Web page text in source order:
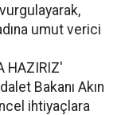
umut verici
HAZIRIZ'
Bakanı Akın
ihtiyaçlara